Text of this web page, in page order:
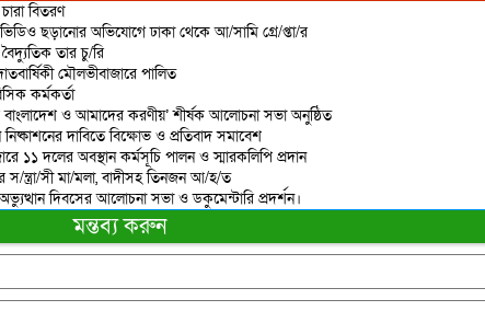
বিতরণ
ছড়ানোর অভিযোগে ঢাকা থেকে আ/সামি গ্রে/প্তা/র
তার চু/রি
মৌলভীবাজারে পালিত
কর্মকর্তা
ও আমাদের করণীয়’ শীর্ষক আলোচনা সভা অনুষ্ঠিত
দাবিতে বিক্ষোভ ও প্রতিবাদ সমাবেশ
১১ দলের অবস্থান কর্মসূচি পালন ও স্মারকলিপি প্রদান
ন্ত্রা/সী মা/মলা, বাদীসহ তিনজন আ/হ/ত
দিবসের আলোচনা সভা ও ডকুমেন্টারি প্রদর্শন।
মন্তব্য করুন